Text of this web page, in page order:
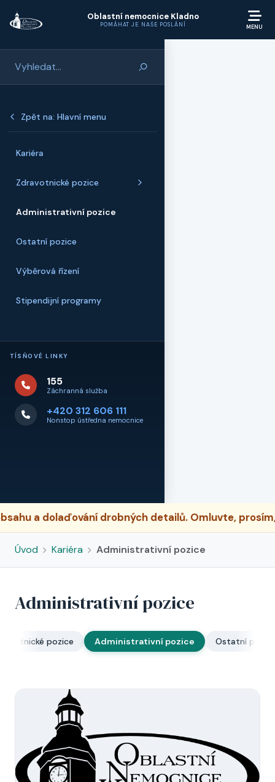
Oblastní nemocnice Kladno
POMÁHAT JE NAŠE POSLÁNÍ
Zpět na: Hlavní menu
Kariéra
Zdravotnické pozice
Administrativní pozice
Ostatní pozice
Výběrová řízení
Stipendijní programy
TÍSŇOVÉ LINKY
155
Záchranná služba
+420 312 606 111
Nonstop ústředna nemocnice
a dolaďování drobných detailů. Omluvte, prosím,
Úvod Kariéra Administrativní pozice
Administrativní pozice
pozice Administrativní pozice Ostatní